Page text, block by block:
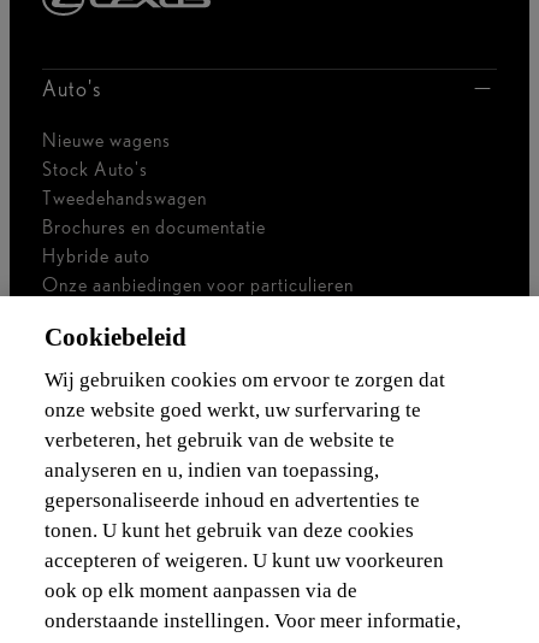
Auto's
Nieuwe wagens
Stock Auto's
Tweedehandswagen
Brochures en documentatie
Hybride auto
Onze aanbiedingen voor particulieren
Bedrijfswagen
Ik ben zelfstandig
Voor vlootbeheerders
Waarborgen & financieringen
Ontdek Lexus
Wettelijke vermelding
Cookiebeleid
Wij gebruiken cookies om ervoor te zorgen dat
onze website goed werkt, uw surfervaring te
verbeteren, het gebruik van de website te
analyseren en u, indien van toepassing,
gepersonaliseerde inhoud en advertenties te
tonen. U kunt het gebruik van deze cookies
accepteren of weigeren. U kunt uw voorkeuren
ook op elk moment aanpassen via de
onderstaande instellingen. Voor meer informatie,